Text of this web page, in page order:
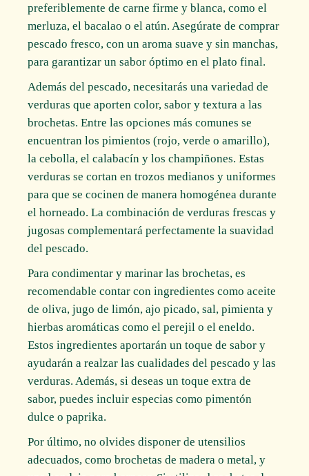
preferiblemente de carne firme y blanca, como el
merluza, el bacalao o el atún. Asegúrate de comprar
pescado fresco, con un aroma suave y sin manchas,
para garantizar un sabor óptimo en el plato final.
Además del pescado, necesitarás una variedad de
verduras que aporten color, sabor y textura a las
brochetas. Entre las opciones más comunes se
encuentran los pimientos (rojo, verde o amarillo),
la cebolla, el calabacín y los champiñones. Estas
verduras se cortan en trozos medianos y uniformes
para que se cocinen de manera homogénea durante
el horneado. La combinación de verduras frescas y
jugosas complementará perfectamente la suavidad
del pescado.
Para condimentar y marinar las brochetas, es
recomendable contar con ingredientes como aceite
de oliva, jugo de limón, ajo picado, sal, pimienta y
hierbas aromáticas como el perejil o el eneldo.
Estos ingredientes aportarán un toque de sabor y
ayudarán a realzar las cualidades del pescado y las
verduras. Además, si deseas un toque extra de
sabor, puedes incluir especias como pimentón
dulce o paprika.
Por último, no olvides disponer de utensilios
adecuados, como brochetas de madera o metal, y